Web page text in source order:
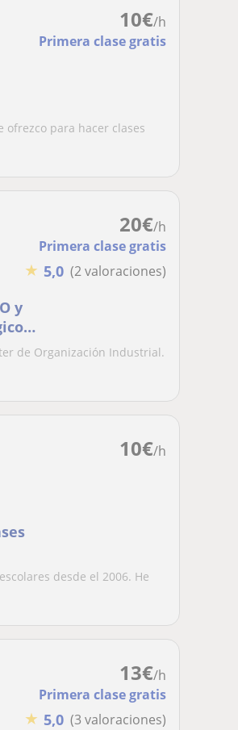
10€/h
Primera clase gratis
ofrezco para hacer clases
20€/h
Primera clase gratis
★ 5,0 (2 valoraciones)
y
de Organización Industrial.
10€/h
desde el 2006. He
13€/h
Primera clase gratis
★ 5,0 (3 valoraciones)